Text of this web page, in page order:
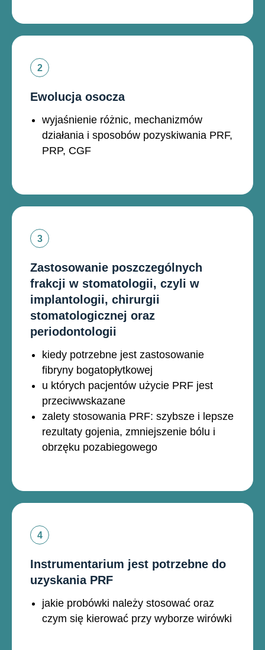
Ewolucja osocza
wyjaśnienie różnic, mechanizmów
działania i sposobów pozyskiwania PRF,
PRP, CGF
Zastosowanie poszczególnych
frakcji w stomatologii, czyli w
implantologii, chirurgii
stomatologicznej oraz
periodontologii
kiedy potrzebne jest zastosowanie
fibryny bogatopłytkowej
u których pacjentów użycie PRF jest
przeciwwskazane
zalety stosowania PRF: szybsze i lepsze
rezultaty gojenia, zmniejszenie bólu i
obrzęku pozabiegowego
Instrumentarium jest potrzebne do
uzyskania PRF
jakie probówki należy stosować oraz
czym się kierować przy wyborze wirówki